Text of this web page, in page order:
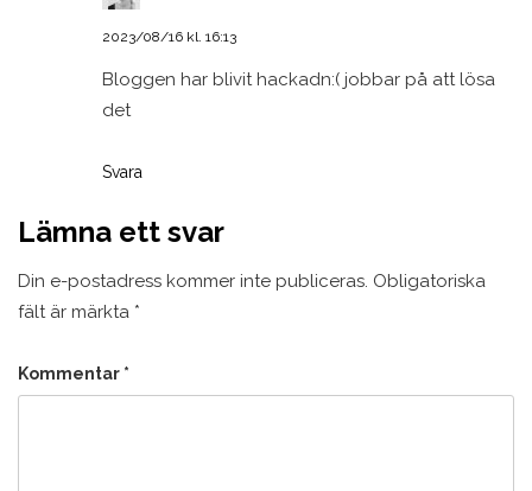
2023/08/16 kl. 16:13
Bloggen har blivit hackadn:( jobbar på att lösa
det
Svara
Lämna ett svar
Din e-postadress kommer inte publiceras. Obligatoriska
fält är märkta *
Kommentar *